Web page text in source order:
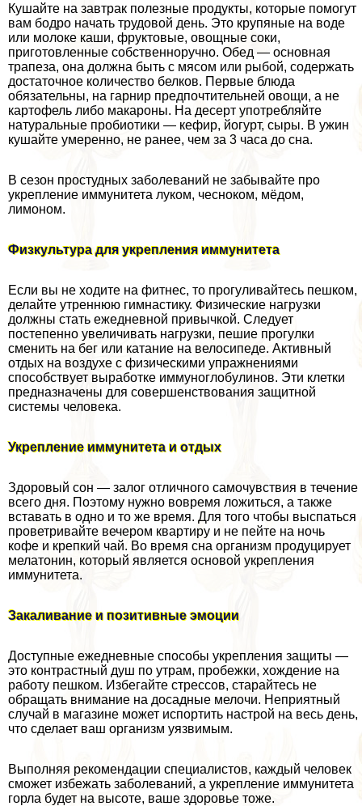
Кушайте на завтpaк полезные продукты, которые помогут
вам бодро начать трудовой день. Это крупяные на воде
или молоке каши, фруктовые, овощные соки,
приготовленные собственноручно. Обед — основная
трапеза, она должна быть с мясом или рыбой, содержать
достаточное количество белков. Первые блюда
обязательны, на гарнир предпочтительней овощи, а не
картофель либо макароны. На десерт употрeбляйте
натуральные пробиотики — кефир, йогурт, сыры. В ужин
кушайте умеренно, не ранее, чем за 3 часа до сна.
В сезон простудных заболеваний не забывайте про
укрепление иммунитета луком, чесноком, мёдом,
лимоном.
Физкультура для укрепления иммунитета
Если вы не ходите на фитнес, то прогуливайтесь пешком,
делайте утреннюю гимнастику. Физические нагрузки
должны стать ежедневной привычкой. Следует
постепенно увеличивать нагрузки, пешие прогулки
сменить на бег или катание на велосипеде. Активный
отдых на воздухе с физическими упражнениями
способствует выработке иммуноглобулинов. Эти клетки
предназначены для совершенствования защитной
системы человека.
Укрепление иммунитета и отдых
Здоровый сон — залог отличного самочувствия в течение
всего дня. Поэтому нужно вовремя ложиться, а также
вставать в одно и то же время. Для того чтобы выспаться
проветривайте вечером квартиру и не пейте на ночь
кофе и крепкий чай. Во время сна организм продуцирует
мелатонин, который является основой укрепления
иммунитета.
Закаливание и позитивные эмоции
Доступные ежедневные способы укрепления защиты —
это контрастный душ по утрам, пробежки, хождение на
работу пешком. Избегайте стрессов, старайтесь не
обращать внимание на досадные мелочи. Неприятный
случай в магазине может испортить настрой на весь день,
что сделает ваш организм уязвимым.
Выполняя рекомендации специалистов, каждый человек
сможет избежать заболеваний, а укрепление иммунитета
горла будет на высоте, ваше здоровье тоже.